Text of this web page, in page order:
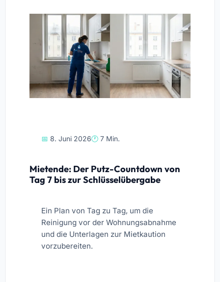
8. Juni 2026 7 Min.
Mietende: Der Putz-Countdown von
Tag 7 bis zur Schlüsselübergabe
Ein Plan von Tag zu Tag, um die
Reinigung vor der Wohnungsabnahme
und die Unterlagen zur Mietkaution
vorzubereiten.